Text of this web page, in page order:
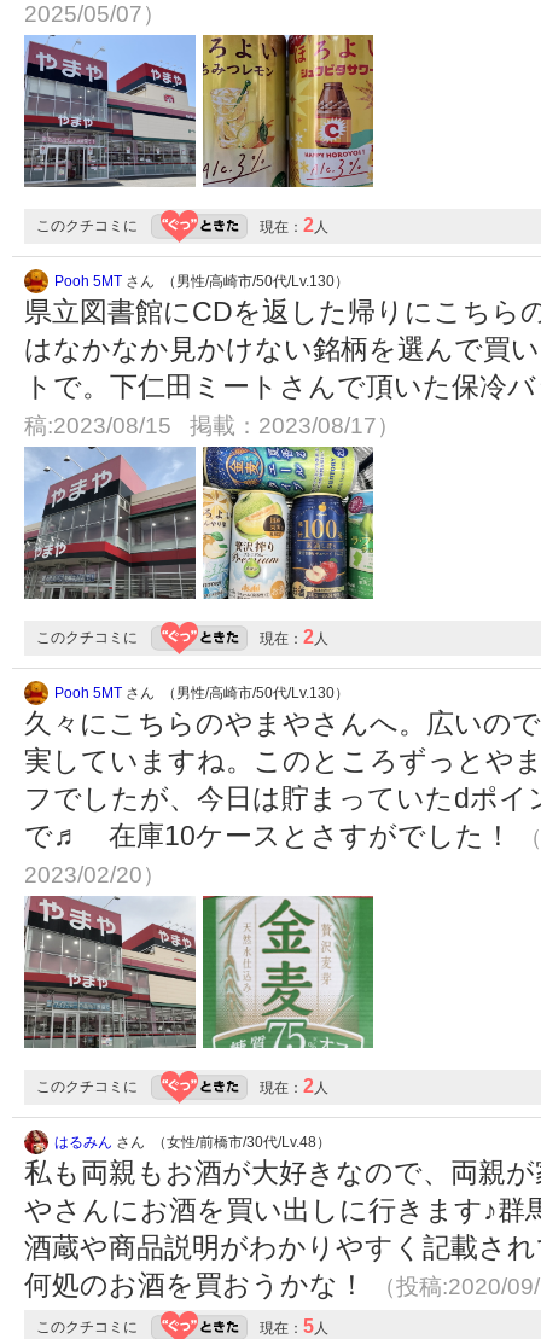
2025/05/07）
このクチコミに 現在： 2人
Pooh 5MT さん （男性/高崎市/50代/Lv.130）
県立図書館にCDを返した帰りにこちら
はなかなか見かけない銘柄を選んで買
トで。下仁田ミートさんで頂いた保冷
稿:2023/08/15 掲載：2023/08/17）
このクチコミに 現在： 2人
Pooh 5MT さん （男性/高崎市/50代/Lv.130）
久々にこちらのやまやさんへ。広いの
実していますね。このところずっとや
フでしたが、今日は貯まっていたdポ
で♬ 在庫10ケースとさすがでした！
2023/02/20）
このクチコミに 現在： 2人
はるみん さん （女性/前橋市/30代/Lv.48）
私も両親もお酒が大好きなので、両親
やさんにお酒を買い出しに行きます♪群
酒蔵や商品説明がわかりやすく記載さ
何処のお酒を買おうかな！
（投稿:2020/
このクチコミに 現在： 5人